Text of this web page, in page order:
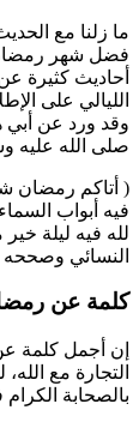
ما زلنا مع
فضل شهر
أحاديث كثيرة
الليالي على
وقد ورد عن أبي
صلى الله عليه
( أتاكم رمضان
فيه أبواب
لله فيه ليلة
النسائي وصححه
كلمة عن
إن أجمل كلمة
التجارة مع
بالصحابة